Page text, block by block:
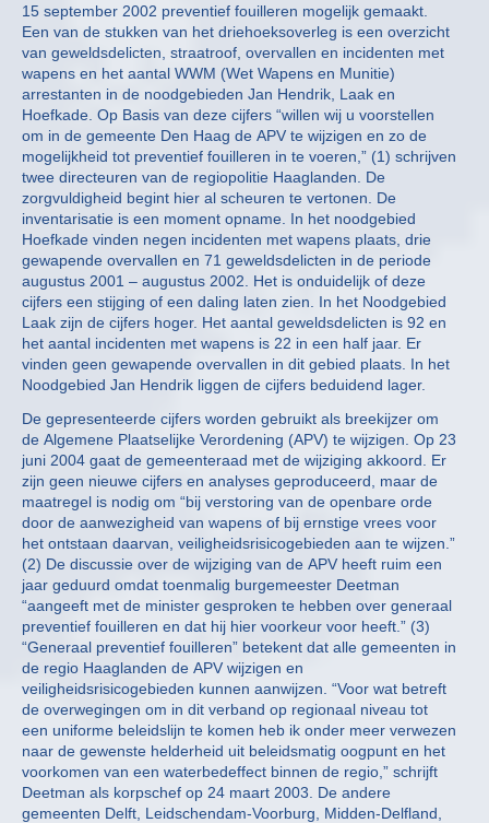
15 september 2002 preventief fouilleren mogelijk gemaakt.
Een van de stukken van het driehoeksoverleg is een overzicht
van geweldsdelicten, straatroof, overvallen en incidenten met
wapens en het aantal WWM (Wet Wapens en Munitie)
arrestanten in de noodgebieden Jan Hendrik, Laak en
Hoefkade. Op Basis van deze cijfers “willen wij u voorstellen
om in de gemeente Den Haag de APV te wijzigen en zo de
mogelijkheid tot preventief fouilleren in te voeren,” (1) schrijven
twee directeuren van de regiopolitie Haaglanden. De
zorgvuldigheid begint hier al scheuren te vertonen. De
inventarisatie is een moment opname. In het noodgebied
Hoefkade vinden negen incidenten met wapens plaats, drie
gewapende overvallen en 71 geweldsdelicten in de periode
augustus 2001 – augustus 2002. Het is onduidelijk of deze
cijfers een stijging of een daling laten zien. In het Noodgebied
Laak zijn de cijfers hoger. Het aantal geweldsdelicten is 92 en
het aantal incidenten met wapens is 22 in een half jaar. Er
vinden geen gewapende overvallen in dit gebied plaats. In het
Noodgebied Jan Hendrik liggen de cijfers beduidend lager.
De gepresenteerde cijfers worden gebruikt als breekijzer om
de Algemene Plaatselijke Verordening (APV) te wijzigen. Op 23
juni 2004 gaat de gemeenteraad met de wijziging akkoord. Er
zijn geen nieuwe cijfers en analyses geproduceerd, maar de
maatregel is nodig om “bij verstoring van de openbare orde
door de aanwezigheid van wapens of bij ernstige vrees voor
het ontstaan daarvan, veiligheidsrisicogebieden aan te wijzen.”
(2) De discussie over de wijziging van de APV heeft ruim een
jaar geduurd omdat toenmalig burgemeester Deetman
“aangeeft met de minister gesproken te hebben over generaal
preventief fouilleren en dat hij hier voorkeur voor heeft.” (3)
“Generaal preventief fouilleren” betekent dat alle gemeenten in
de regio Haaglanden de APV wijzigen en
veiligheidsrisicogebieden kunnen aanwijzen. “Voor wat betreft
de overwegingen om in dit verband op regionaal niveau tot
een uniforme beleidslijn te komen heb ik onder meer verwezen
naar de gewenste helderheid uit beleidsmatig oogpunt en het
voorkomen van een waterbedeffect binnen de regio,” schrijft
Deetman als korpschef op 24 maart 2003. De andere
gemeenten Delft, Leidschendam-Voorburg, Midden-Delfland,